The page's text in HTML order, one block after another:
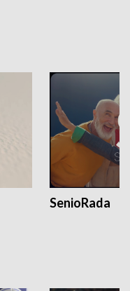
SenioRada